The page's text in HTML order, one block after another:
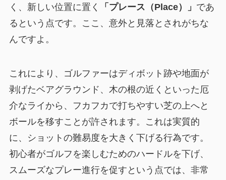
く、新しい位置に置く
「プレース（Place）」 であ
るという点です。ここ、意外と見落とされがちな
んですよ。
これにより、ゴルファーはディボット跡や地面が
剥げたベアグラウンド、木の根の近くといった厄
介なライから、フカフカで打ちやすい芝の上へと
ボールを移すことが許されます。これは実質的
に、ショットの難易度を大きく下げる行為です。
初心者がゴルフを楽しむためのハードルを下げ、
スムーズなプレー進行を促すという点では、非常